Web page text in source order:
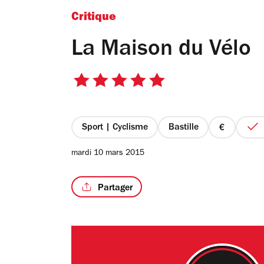
Critique
La Maison du Vélo
5
étoiles
Sport | Cyclisme Bastille
prix
mardi 10 mars 2015
Partager